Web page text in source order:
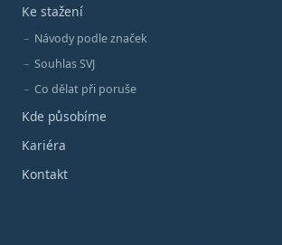
Ke stažení
Návody podle značek
Souhlas SVJ
Co dělat při poruše
Kde působíme
Kariéra
Kontakt